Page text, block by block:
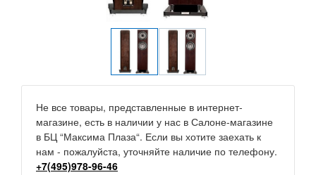
Не все товары, представленные в интернет-
магазине, есть в наличии у нас в Салоне-магазине
в БЦ “Максима Плаза“. Если вы хотите заехать к
нам - пожалуйста, уточняйте наличие по телефону.
+7(495)978-96-46